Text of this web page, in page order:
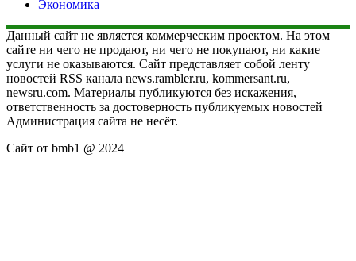
Экономика
Данный сайт не является коммерческим проектом. На этом
сайте ни чего не продают, ни чего не покупают, ни какие
услуги не оказываются. Сайт представляет собой ленту
новостей RSS канала news.rambler.ru, kommersant.ru,
newsru.com. Материалы публикуются без искажения,
ответственность за достоверность публикуемых новостей
Администрация сайта не несёт.
Сайт от bmb1 @ 2024